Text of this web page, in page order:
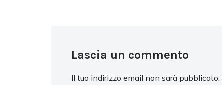
Lascia un commento
Il tuo indirizzo email non sarà pubblicato.